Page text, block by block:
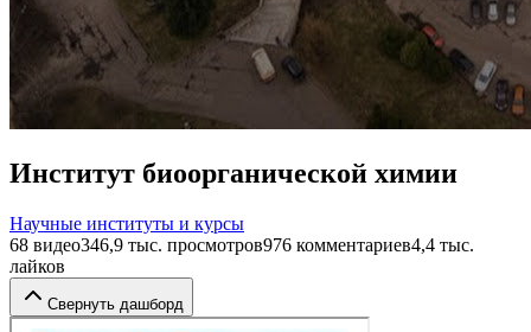
Институт биоорганической химии
Научные институты и курсы
68 видео346,9 тыс. просмотров976 комментариев4,4 тыс.
лайков
Свернуть дашборд